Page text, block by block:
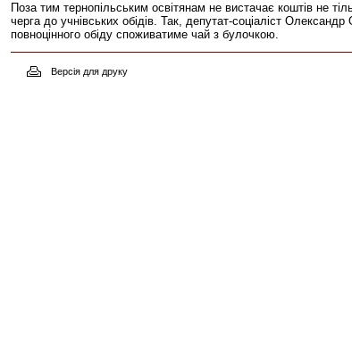
Поза тим тернопільським освітянам не вистачає коштів не
черга до учнівських обідів. Так, депутат-соціаліст
повноцінного обіду споживатиме чай з булочкою.
Версія для друку